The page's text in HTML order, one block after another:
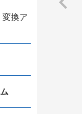
変換ア